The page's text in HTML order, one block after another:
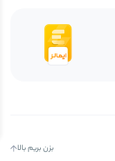
بزن بریم بالا